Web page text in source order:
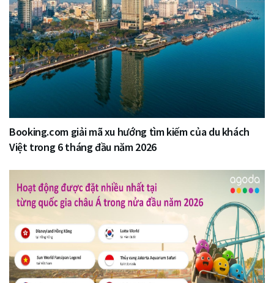
Booking.com giải mã xu hướng tìm kiếm của du khách
Việt trong 6 tháng đầu năm 2026